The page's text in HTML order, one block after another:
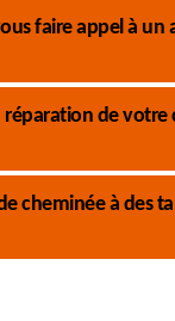
faire appel à un
de votre
cheminée à des